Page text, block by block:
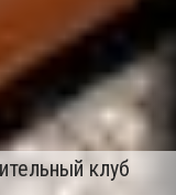
клуб